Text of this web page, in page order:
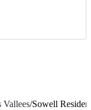
Vallees/Sowell